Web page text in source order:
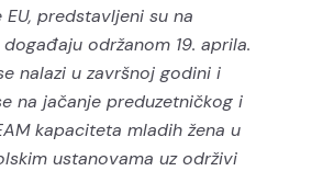
predstavljeni su na
održanom 19. aprila.
nalazi u završnoj godini i
na jačanje preduzetničkog i
kapaciteta mladih žena u
ustanovama uz održivi